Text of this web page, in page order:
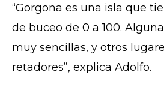
“Gorgona es una isla que
de buceo de 0 a 100.
muy sencillas, y otros
retadores”, explica Adolfo.